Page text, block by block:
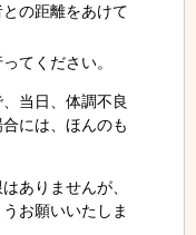
の距離をあけて
てください。
当日、体調不良
には、ほんのも
ありませんが、
お願いいたしま